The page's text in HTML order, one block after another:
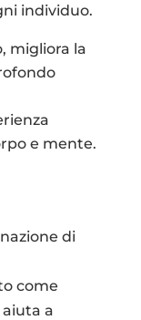
individuo.
migliora la
e mente.
di
come
aiuta a